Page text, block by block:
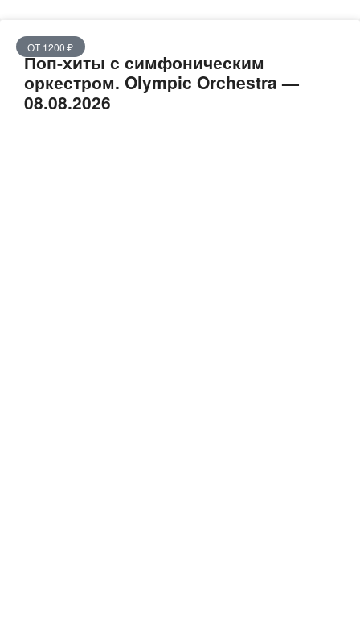
ОТ 1200 ₽
Поп-хиты с симфоническим
оркестром. Olympic Orchestra —
08.08.2026